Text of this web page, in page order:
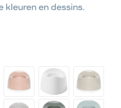
kleuren en dessins.